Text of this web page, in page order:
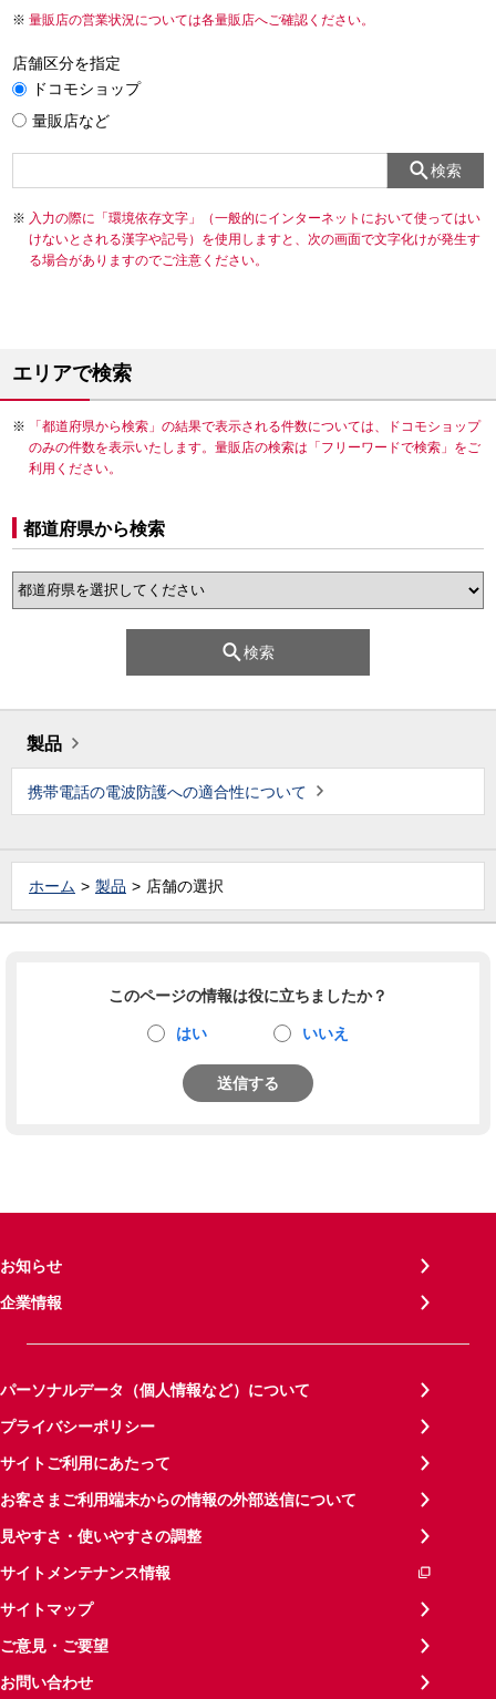
量販店の営業状況については各量販店へご確認ください。
店舗区分を指定
ドコモショップ
量販店など
検索
入力の際に「環境依存文字」（一般的にインターネットにおいて使ってはい
けないとされる漢字や記号）を使用しますと、次の画面で文字化けが発生す
る場合がありますのでご注意ください。
エリアで検索
「都道府県から検索」の結果で表示される件数については、ドコモショップ
のみの件数を表示いたします。量販店の検索は「フリーワードで検索」をご
利用ください。
都道府県から検索
検索
製品
携帯電話の電波防護への適合性について
ホーム 製品 店舗の選択
このページの情報は役に立ちましたか？
はい いいえ
送信する
お知らせ
企業情報
パーソナルデータ（個人情報など）について
プライバシーポリシー
サイトご利用にあたって
お客さまご利用端末からの情報の外部送信について
見やすさ・使いやすさの調整
サイトメンテナンス情報
サイトマップ
ご意見・ご要望
お問い合わせ